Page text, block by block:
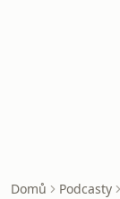
Domů Podcasty